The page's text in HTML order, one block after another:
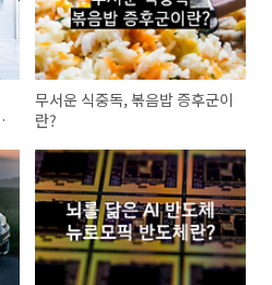
무서운 식중독, 볶음밥 증후군이
란?